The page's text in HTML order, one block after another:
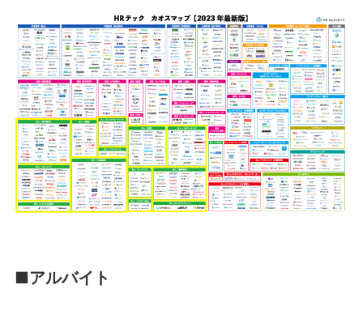
■アルバイト